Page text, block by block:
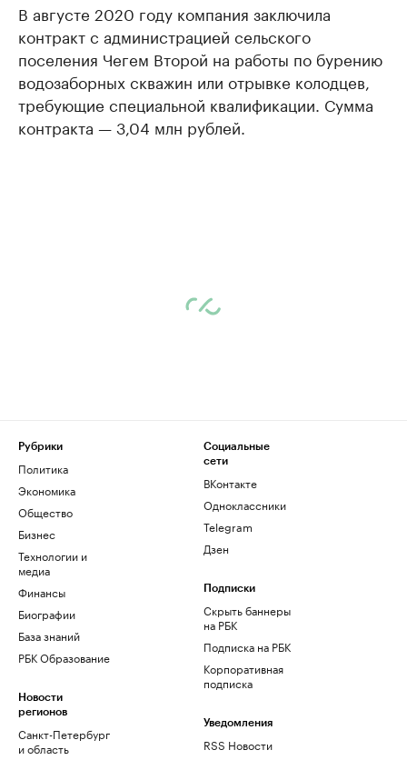
В августе 2020 году компания заключила
контракт с администрацией сельского
поселения Чегем Второй на работы по бурению
водозаборных скважин или отрывке колодцев,
требующие специальной квалификации. Сумма
контракта — 3,04 млн рублей.
Рубрики
Политика
Экономика
Общество
Бизнес
Технологии и
медиа
Финансы
Биографии
База знаний
РБК Образование
Новости
регионов
Санкт-Петербург
и область
Социальные
сети
ВКонтакте
Одноклассники
Telegram
Дзен
Подписки
Скрыть баннеры
на РБК
Подписка на РБК
Корпоративная
подписка
Уведомления
RSS Новости